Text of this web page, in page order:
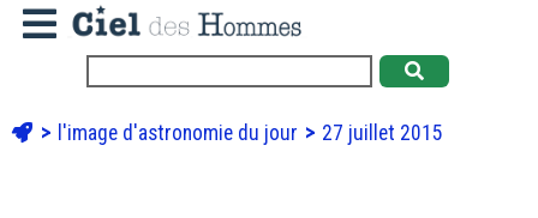
l'image d'astronomie du jour 27 juillet 2015